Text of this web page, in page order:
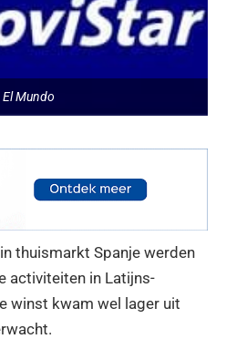
Mundo
thuismarkt Spanje werden
activiteiten in Latijns-
winst kwam wel lager uit